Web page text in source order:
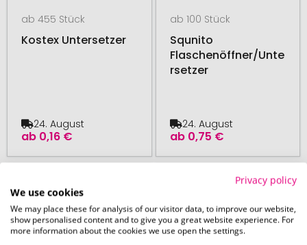
ab 455 Stück
Kostex Untersetzer
ab 0,16 €
24. August
ab 100 Stück
Squnito
Flaschenöffner/Unte
rsetzer
ab 0,75 €
24. August
# 140.277380
Privacy policy
We use cookies
We may place these for analysis of our visitor data, to improve our website,
show personalised content and to give you a great website experience. For
more information about the cookies we use open the settings.